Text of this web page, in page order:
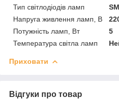
Тип світлодіодів ламп
Напруга живлення ламп, В
Потужність ламп, Вт
5
Температура світла ламп
Приховати
Відгуки про товар